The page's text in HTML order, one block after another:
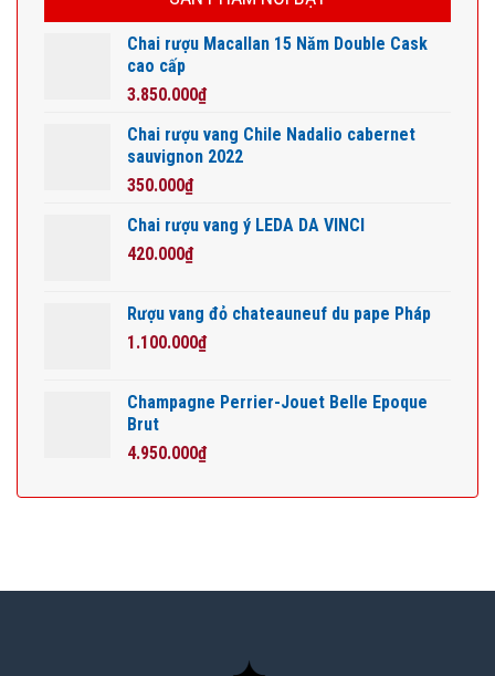
Chai rượu Macallan 15 Năm Double Cask
cao cấp
3.850.000₫
Chai rượu vang Chile Nadalio cabernet
sauvignon 2022
350.000₫
Chai rượu vang ý LEDA DA VINCI
420.000₫
Rượu vang đỏ chateauneuf du pape Pháp
1.100.000₫
Champagne Perrier-Jouet Belle Epoque
Brut
4.950.000₫